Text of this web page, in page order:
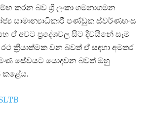
කරන බව ශ්‍රී ලංකා ගමනාගමන
සාමාන්‍යාධිකාරී පණ්ඩුක ස්වර්ණහංස
ඒ අවට ප්‍රදේශවල සිට දිවයිනේ සෑම
ක්‍රියාත්මක වන බවත් ඒ සඳහා අමතර
සේවයට යොදවන බවත් ඔහු
කළේය.